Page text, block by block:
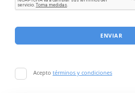
ENVIAR
Acepto términos y condiciones